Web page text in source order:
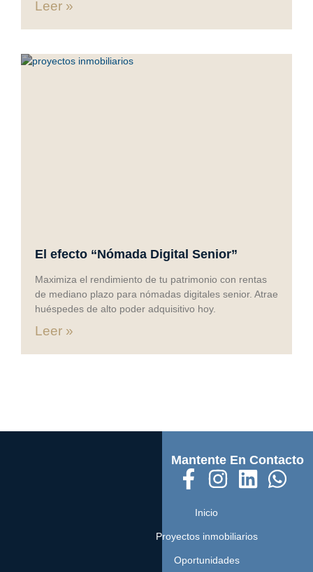
Leer »
El efecto “Nómada Digital Senior”
Maximiza el rendimiento de tu patrimonio con rentas
de mediano plazo para nómadas digitales senior. Atrae
huéspedes de alto poder adquisitivo hoy.
Leer »
Inicio
Proyectos inmobiliarios
Oportunidades
Mantente En Contacto